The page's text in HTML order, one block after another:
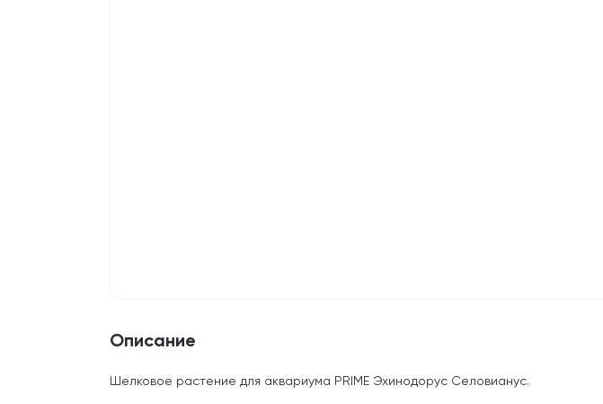
Описание
Шелковое растение для аквариума PRIME Эхинодорус Селовианус.